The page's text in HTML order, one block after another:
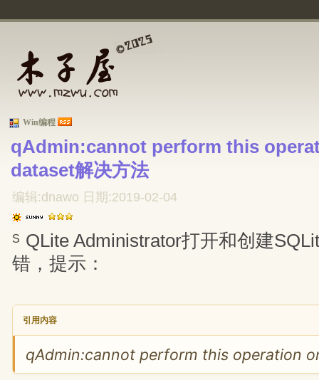
Win编程
qAdmin:cannot perform this
dataset解决方法
编辑:dnawo 日期:2019-02-04
S QLite Administrator打开和创建
错，提示：
引用内容
qAdmin:cannot perform this operation